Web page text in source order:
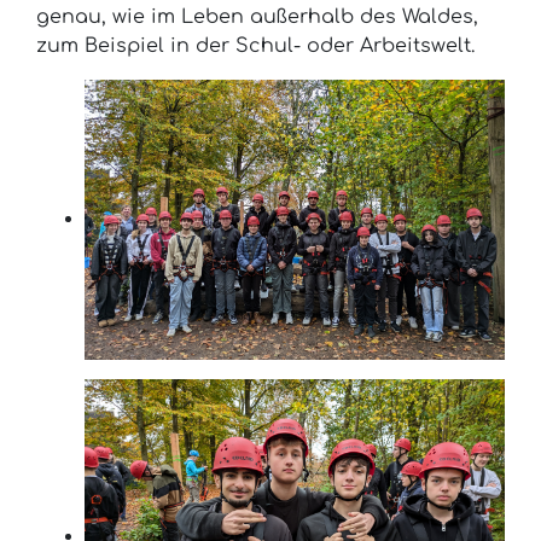
genau, wie im Leben außerhalb des Waldes,
zum Beispiel in der Schul- oder Arbeitswelt.